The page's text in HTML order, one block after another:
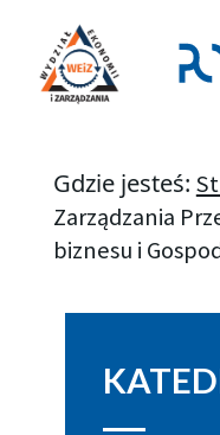
Gdzie jesteś:
Zarządzania
biznesu i